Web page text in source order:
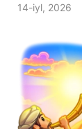
14-iyl, 2026